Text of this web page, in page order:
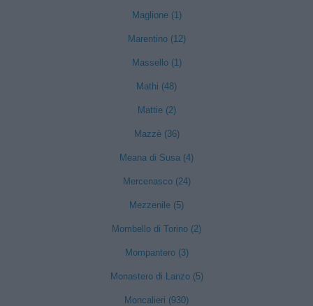
Maglione (1)
Marentino (12)
Massello (1)
Mathi (48)
Mattie (2)
Mazzè (36)
Meana di Susa (4)
Mercenasco (24)
Mezzenile (5)
Mombello di Torino (2)
Mompantero (3)
Monastero di Lanzo (5)
Moncalieri (930)